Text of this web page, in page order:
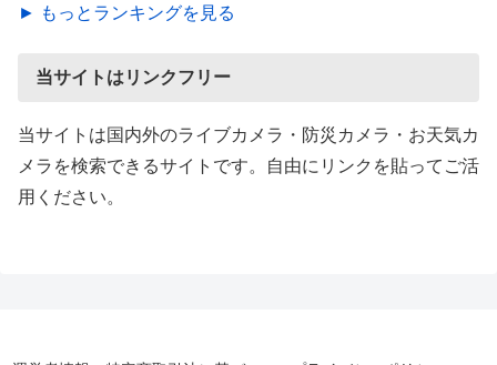
► もっとランキングを見る
当サイトはリンクフリー
当サイトは国内外のライブカメラ・防災カメラ・お天気カ
メラを検索できるサイトです。自由にリンクを貼ってご活
用ください。